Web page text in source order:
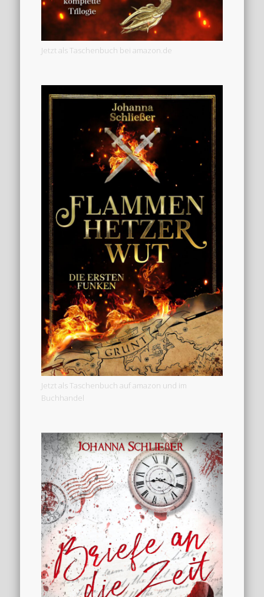
Jetzt als Taschenbuch bei amazon.de
Jetzt als Taschenbuch auf amazon und im
Buchhandel